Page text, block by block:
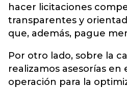
hacer licitaciones
transparentes y
que, además, pague
Por otro lado, sobre la
realizamos asesorías en
operación para la